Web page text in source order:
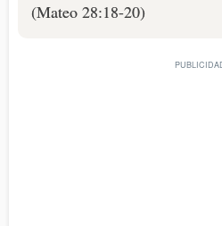
(Mateo 28:18-20)